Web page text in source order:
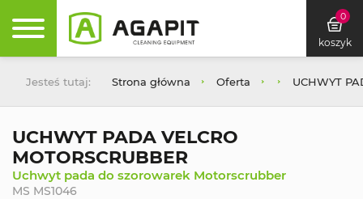
0
koszyk
Jesteś tutaj: Strona główna Oferta UCHWYT
UCHWYT PADA VELCRO
MOTORSCRUBBER
Uchwyt pada do szorowarek Motorscrubber
MS MS1046